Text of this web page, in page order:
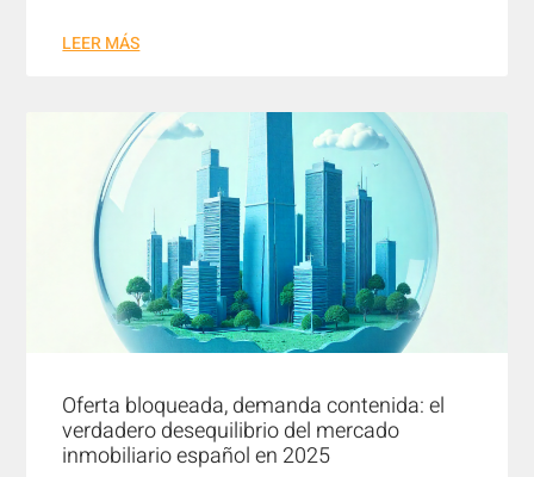
LEER MÁS
Oferta bloqueada, demanda contenida: el
verdadero desequilibrio del mercado
inmobiliario español en 2025